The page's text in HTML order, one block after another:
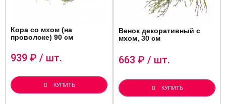
Кора со мхом (на
проволоке) 90 см
939 ₽ / шт.
КУПИТЬ
Венок декоративный с
мхом, 30 см
663 ₽ / шт.
КУПИТЬ